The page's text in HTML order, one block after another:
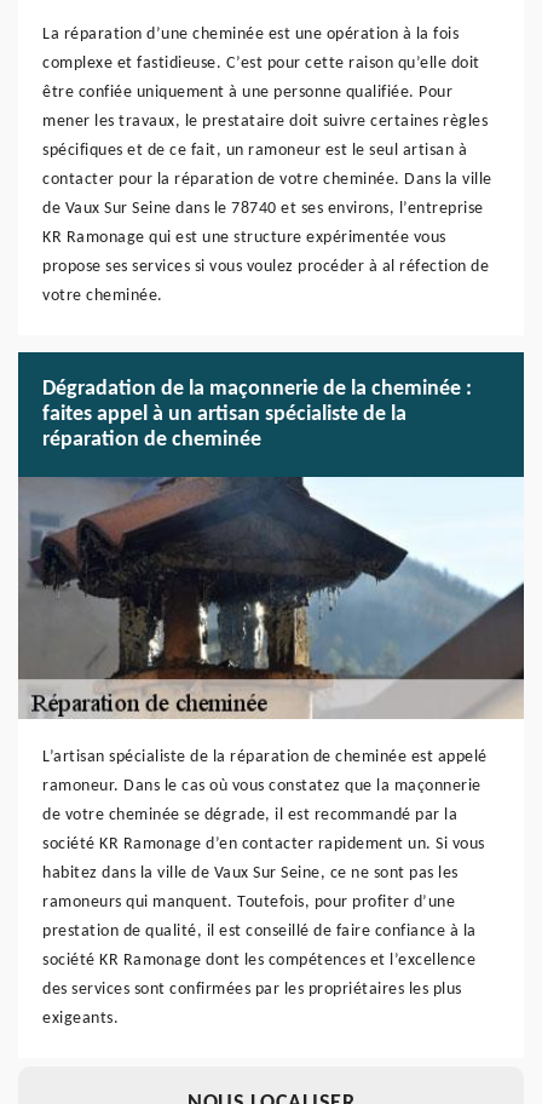
La réparation d’une cheminée est une opération à la fois
complexe et fastidieuse. C’est pour cette raison qu’elle doit
être confiée uniquement à une personne qualifiée. Pour
mener les travaux, le prestataire doit suivre certaines règles
spécifiques et de ce fait, un ramoneur est le seul artisan à
contacter pour la réparation de votre cheminée. Dans la ville
de Vaux Sur Seine dans le 78740 et ses environs, l’entreprise
KR Ramonage qui est une structure expérimentée vous
propose ses services si vous voulez procéder à al réfection de
votre cheminée.
Dégradation de la maçonnerie de la cheminée :
faites appel à un artisan spécialiste de la
réparation de cheminée
L’artisan spécialiste de la réparation de cheminée est appelé
ramoneur. Dans le cas où vous constatez que la maçonnerie
de votre cheminée se dégrade, il est recommandé par la
société KR Ramonage d’en contacter rapidement un. Si vous
habitez dans la ville de Vaux Sur Seine, ce ne sont pas les
ramoneurs qui manquent. Toutefois, pour profiter d’une
prestation de qualité, il est conseillé de faire confiance à la
société KR Ramonage dont les compétences et l’excellence
des services sont confirmées par les propriétaires les plus
exigeants.